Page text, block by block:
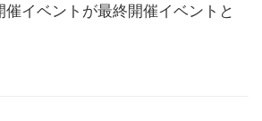
催イベントが最終開催イベントと